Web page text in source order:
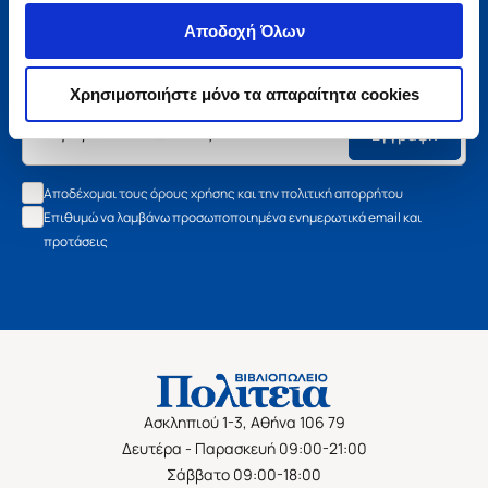
Αποδοχή Όλων
Χρησιμοποιήστε μόνο τα απαραίτητα cookies
Μάθετε τα νέα της Πολιτείας
Εγγραφείτε στο newsletter μας και μάθετε πρώτοι όλα τα
νέα βιβλία, τις εξαιρετικές τιμές και τις εκδηλώσεις μας.
Εγγραφή
Αποδέχομαι τους όρους χρήσης και την πολιτική απορρήτου
Επιθυμώ να λαμβάνω προσωποποιημένα ενημερωτικά email και
προτάσεις
Ασκληπιού 1-3, Αθήνα 106 79
Δευτέρα - Παρασκευή 09:00-21:00
Σάββατο 09:00-18:00